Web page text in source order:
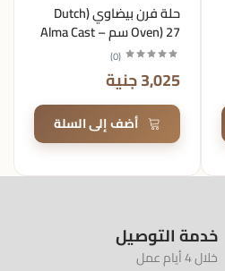
حلة فرن بيضاوي (Dutch
Oven) 27 سم – Alma Cast
Iron
(
0
)
3,025 جنية
أضف إلى السلة
خدمة التوصيل
خلال 4 أيام عمل